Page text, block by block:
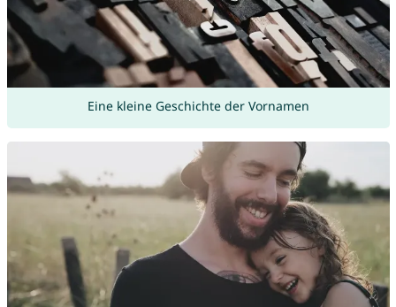
Eine kleine Geschichte der Vornamen